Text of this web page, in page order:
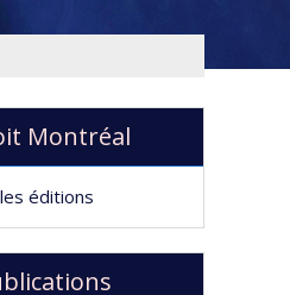
Montréal
éditions